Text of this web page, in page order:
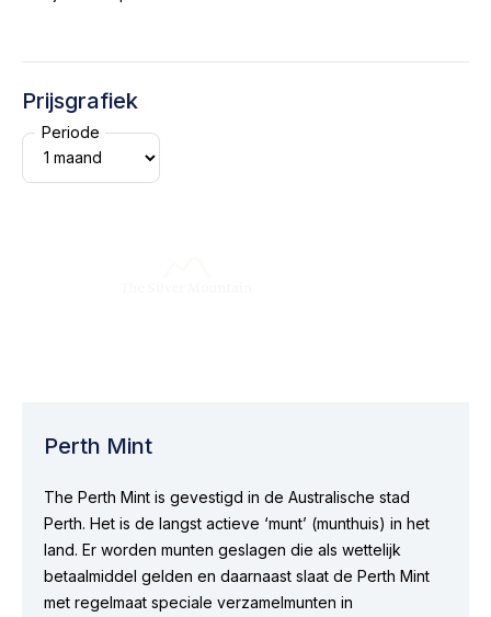
Prijsgrafiek
Periode
Perth Mint
The Perth Mint is gevestigd in de Australische stad
Perth. Het is de langst actieve ‘munt’ (munthuis) in het
land. Er worden munten geslagen die als wettelijk
betaalmiddel gelden en daarnaast slaat de Perth Mint
met regelmaat speciale verzamelmunten in